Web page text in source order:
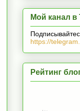
Мой канал в
https://
Рейтинг